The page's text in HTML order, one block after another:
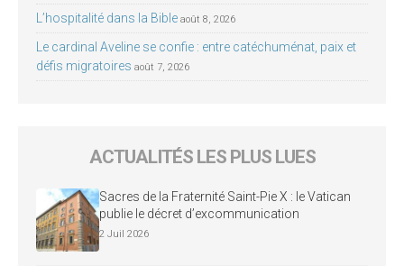
L’hospitalité dans la Bible août 8, 2026
Le cardinal Aveline se confie : entre catéchuménat, paix et
défis migratoires août 7, 2026
ACTUALITÉS LES PLUS LUES
Sacres de la Fraternité Saint-Pie X : le Vatican
publie le décret d’excommunication
2 Juil 2026